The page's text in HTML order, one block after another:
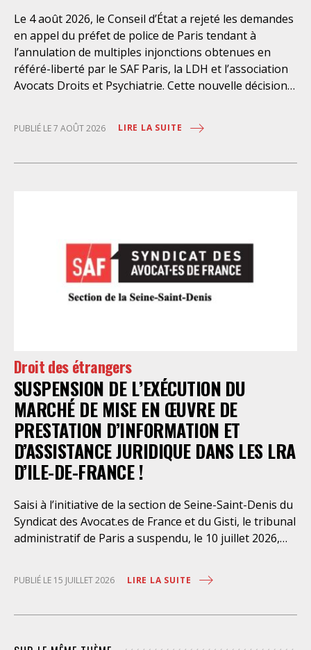
Le 4 août 2026, le Conseil d’État a rejeté les demandes
en appel du préfet de police de Paris tendant à
l’annulation de multiples injonctions obtenues en
référé-liberté par le SAF Paris, la LDH et l’association
Avocats Droits et Psychiatrie. Cette nouvelle décision
personnes retenues à l’infirmerie psychiatrique de la
préfecture de police de Paris. Près d’ici mais loin des
en évidence des violations graves des droits les plus
élémentaires. Saisi par le SAF Paris et la LDH, avec
l’intervention volontaire de l’association Avocats
Droits et Psychiatrie, le tribunal administratif de Paris
Paris en avait interjeté appel. Par ordonnance du 4
août dernier, le Conseil d’Etat a aboli les privilèges
dont l’infirmerie psychiatrique de la préfecture de
police a depuis trop longtemps
PUBLIÉ LE 7 AOÛT 2026 LIRE LA SUITE
Droit des étrangers
SUSPENSION DE L’EXÉCUTION DU
MARCHÉ DE MISE EN ŒUVRE DE
PRESTATION D’INFORMATION ET
D’ASSISTANCE JURIDIQUE DANS LES LRA
D’ILE-DE-FRANCE !
Saisi à l’initiative de la section de Seine-Saint-Denis du
Syndicat des Avocat.es de France et du Gisti, le tribunal
administratif de Paris a suspendu, le 10 juillet 2026,
œuvre de prestations d’information et d’assistance
juridique des étrangers maintenus dans les locaux de
PUBLIÉ LE 15 JUILLET 2026 LIRE LA SUITE